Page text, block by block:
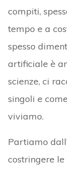
compiti,
tempo e a
spesso
artificiale è
scienze, ci
singoli e
viviamo.
Partiamo
costringere